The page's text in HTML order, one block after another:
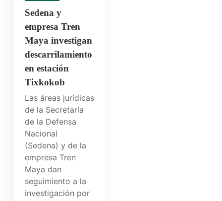
Sedena y
empresa Tren
Maya investigan
descarrilamiento
en estación
Tixkokob
Las áreas jurídicas
de la Secretaría
de la Defensa
Nacional
(Sedena) y de la
empresa Tren
Maya dan
seguimiento a la
investigación por